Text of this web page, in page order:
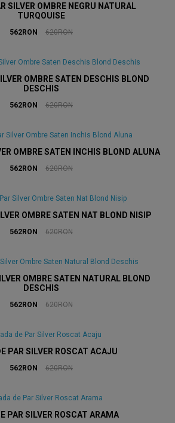
SILVER OMBRE NEGRU NATURAL
TURQOUISE
562RON 620RON
OMBRE SATEN DESCHIS BLOND
DESCHIS
562RON 620RON
OMBRE SATEN INCHIS BLOND ALUNA
562RON 620RON
OMBRE SATEN NAT BLOND NISIP
562RON 620RON
OMBRE SATEN NATURAL BLOND
DESCHIS
562RON 620RON
PAR SILVER ROSCAT ACAJU
562RON 620RON
PAR SILVER ROSCAT ARAMA